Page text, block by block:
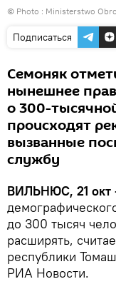
© Photo : Ministerstwo
Подписаться
Семоняк
нынешнее
о 300-
происходят
вызванные
службу
ВИЛЬНЮС, 21 окт
до 300 тысяч
расширять,
республики
РИА Новости.